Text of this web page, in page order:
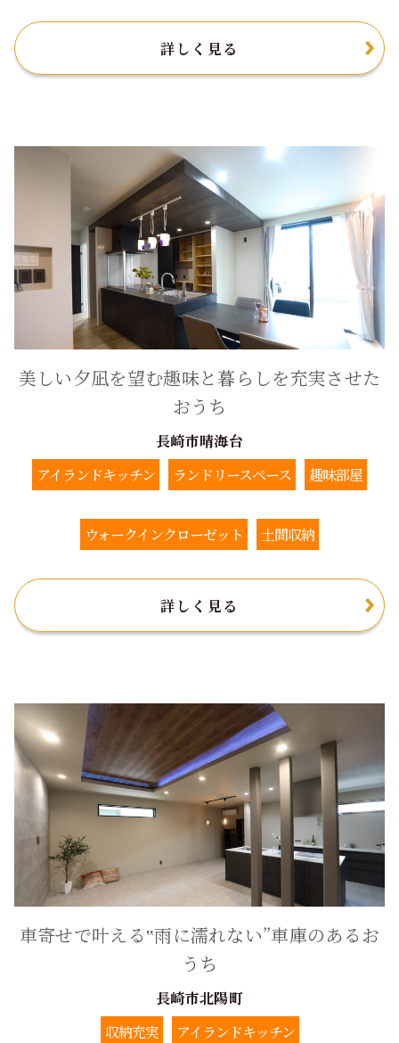
詳しく見る
美しい夕凪を望む趣味と暮らしを充実させた
おうち
長崎市晴海台
アイランドキッチン
ランドリースペース 趣味部屋
ウォークインクローゼット 土間収納
詳しく見る
車寄せで叶える‟雨に濡れない”車庫のあるお
うち
長崎市北陽町
収納充実
アイランドキッチン